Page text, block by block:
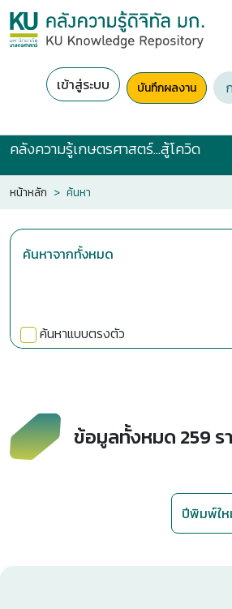
เข้าสู่ระบบ บันทึกผลงาน ก
คลังความรู้เกษตรศาสตร์...สู้โควิด
หน้าหลัก ค้นหา
ค้นหาแบบตรงตัว
ข้อมูลทั้งหมด 259 ร